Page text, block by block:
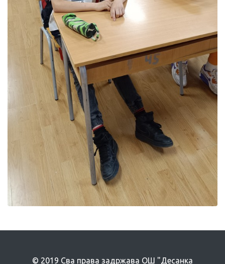
© 2019 Сва права задржава ОШ "Десанка